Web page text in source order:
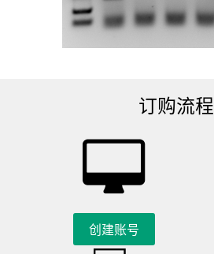
订购流程
创建账号